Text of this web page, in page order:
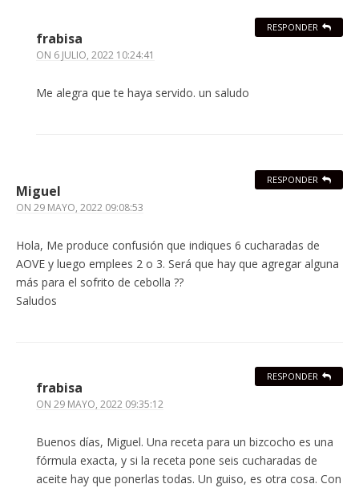
frabisa
ON 6 JULIO, 2022 10:24:41
Me alegra que te haya servido. un saludo
RESPONDER
Miguel
ON 29 MAYO, 2022 09:08:53
Hola, Me produce confusión que indiques 6 cucharadas de
AOVE y luego emplees 2 o 3. Será que hay que agregar alguna
más para el sofrito de cebolla ??
Saludos
RESPONDER
frabisa
ON 29 MAYO, 2022 09:35:12
Buenos días, Miguel. Una receta para un bizcocho es una
fórmula exacta, y si la receta pone seis cucharadas de
aceite hay que ponerlas todas. Un guiso, es otra cosa. Con
RESPONDER